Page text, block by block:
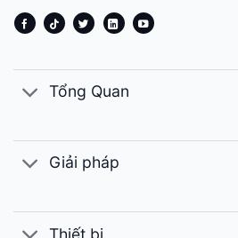
Tổng Quan
Giải pháp
Thiết bị